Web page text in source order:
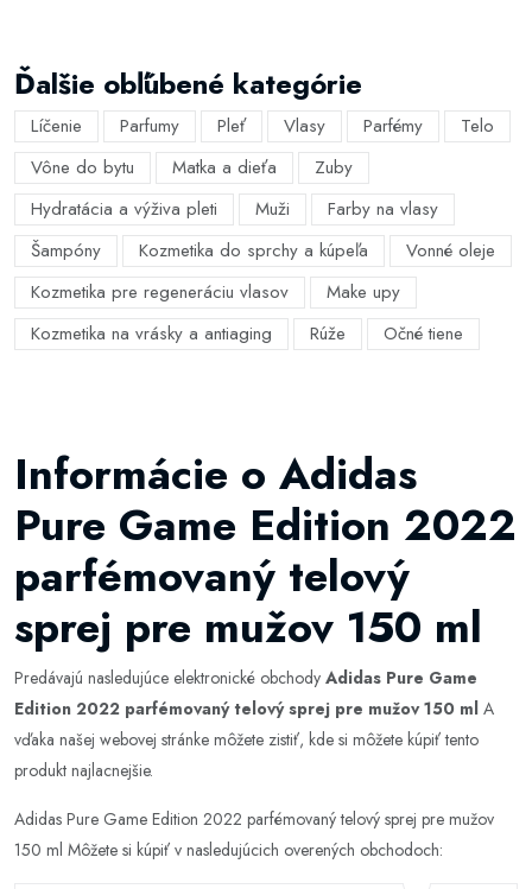
Ďalšie obľúbené kategórie
Líčenie Parfumy Pleť Vlasy Parfémy
Telo
Vône do bytu
Matka a dieťa
Zuby
Hydratácia a výživa pleti
Muži
Farby na vlasy
Šampóny
Kozmetika do sprchy a kúpeľa
Vonné oleje
Kozmetika pre regeneráciu vlasov
Make upy
Kozmetika na vrásky a antiaging
Rúže Očné tiene
Informácie o Adidas
Pure Game Edition 2022
parfémovaný telový
sprej pre mužov 150 ml
Predávajú nasledujúce elektronické obchody Adidas Pure Game
Edition 2022 parfémovaný telový sprej pre mužov 150 ml A
vďaka našej webovej stránke môžete zistiť, kde si môžete kúpiť tento
produkt najlacnejšie.
Adidas Pure Game Edition 2022 parfémovaný telový sprej pre mužov
150 ml Môžete si kúpiť v nasledujúcich overených obchodoch: